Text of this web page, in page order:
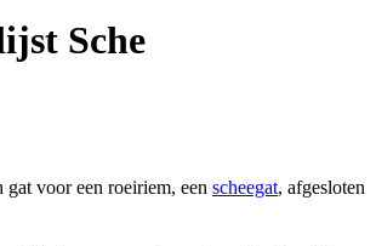
Sche
gat voor een roeiriem, een scheegat, afgesloten